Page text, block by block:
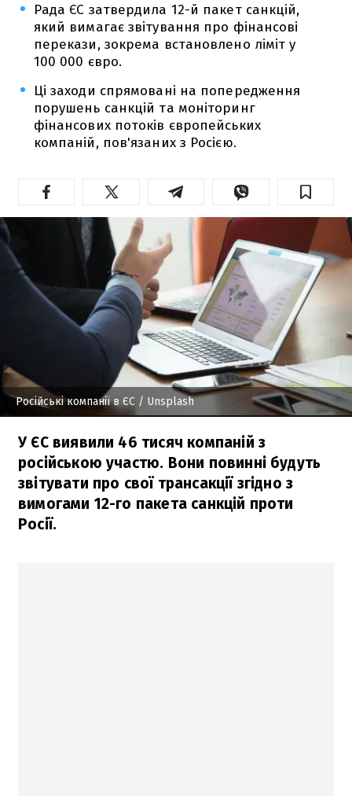
Рада ЄС затвердила 12-й пакет санкцій,
який вимагає звітування про фінансові
перекази, зокрема встановлено ліміт у
100 000 євро.
Ці заходи спрямовані на попередження
порушень санкцій та моніторинг
фінансових потоків європейських
компаній, пов'язаних з Росією.
Російські компанії в ЄС / Unsplash
У ЄС виявили 46 тисяч компаній з
російською участю. Вони повинні будуть
звітувати про свої трансакції згідно з
вимогами 12-го пакета санкцій проти
Росії.